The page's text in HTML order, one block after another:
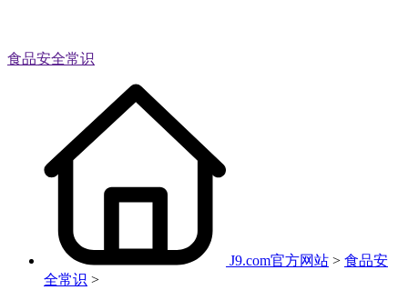
食品安全常识
J9.com官方网站 > 食品安
全常识 >